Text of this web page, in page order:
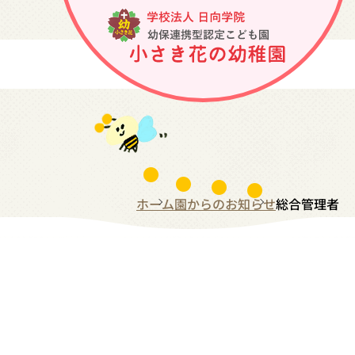
ホーム園からのお知らせ総合管理者